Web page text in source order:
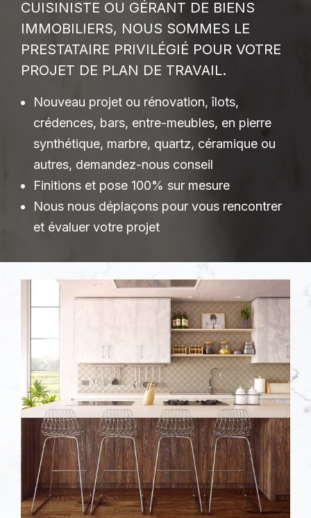
CUISINISTE OU GÉRANT DE BIENS
IMMOBILIERS, NOUS SOMMES LE
PRESTATAIRE PRIVILÉGIÉ POUR VOTRE
PROJET DE PLAN DE TRAVAIL.
Nouveau projet ou rénovation, îlots,
crédences, bars, entre-meubles, en pierre
synthétique, marbre, quartz, céramique ou
autres, demandez-nous conseil
Finitions et pose 100% sur mesure
Nous nous déplaçons pour vous rencontrer
et évaluer votre projet